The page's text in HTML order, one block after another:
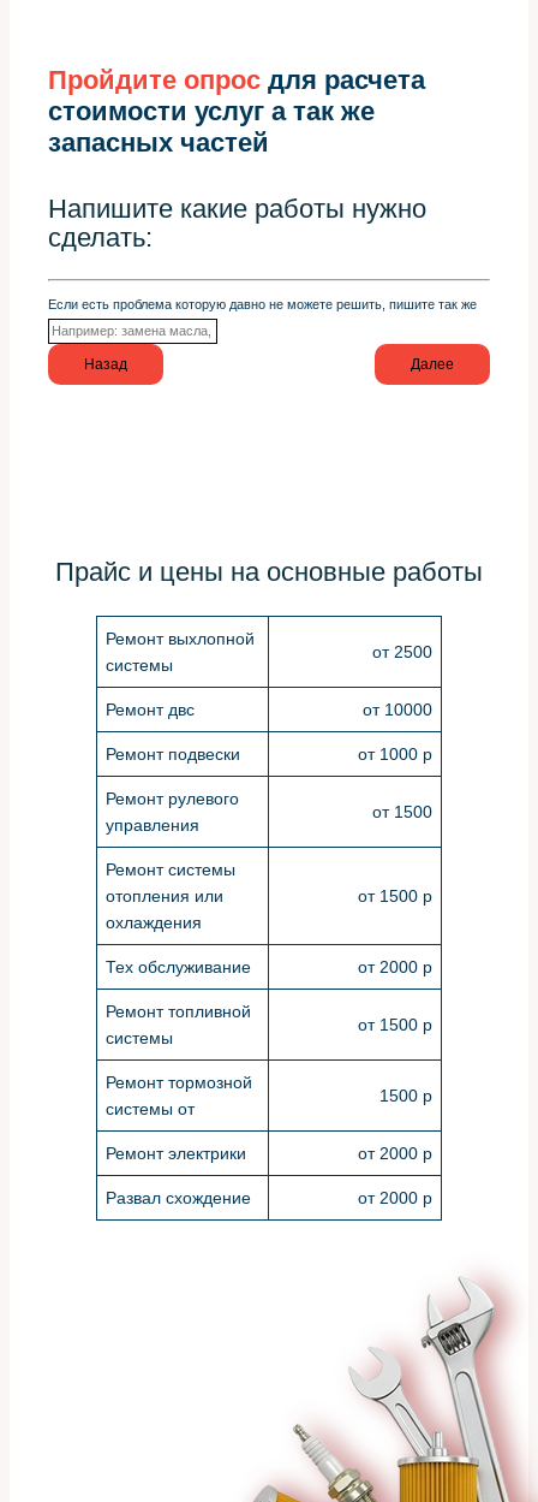
Пройдите опрос для расчета
стоимости услуг а так же
запасных частей
Напишите какие работы нужно
сделать:
Если есть проблема которую давно не можете решить, пишите так же
Назад Далее
Прайс и цены на основные работы
Ремонт выхлопной
системы
от 2500
Ремонт двс от 10000
Ремонт подвески от 1000 р
Ремонт рулевого
управления
от 1500
Ремонт системы
отопления или
охлаждения
от 1500 р
Тех обслуживание от 2000 р
Ремонт топливной
системы
от 1500 р
Ремонт тормозной
системы от
1500 р
Ремонт электрики от 2000 р
Развал схождение от 2000 р